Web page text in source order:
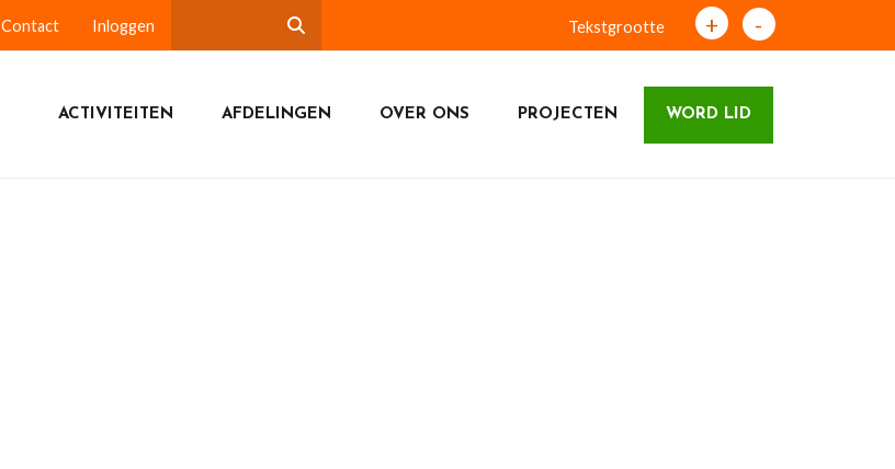
Contact Inloggen Tekstgrootte + -
ACTIVITEITEN AFDELINGEN OVER ONS PROJECTEN WORD LID